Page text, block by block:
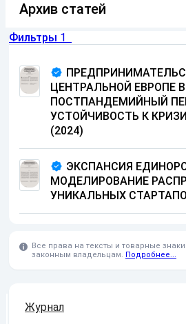
Архив статей
Фильтры 1
ЦЕНТРАЛЬНОЙ ЕВРОПЕ В
ПОСТПАНДЕМИЙНЫЙ
УСТОЙЧИВОСТЬ К
(2024)
ЭКСПАНСИЯ
МОДЕЛИРОВАНИЕ
УНИКАЛЬНЫХ
Все права на тексты и товарные
законным владельцам. Подробнее...
Журнал